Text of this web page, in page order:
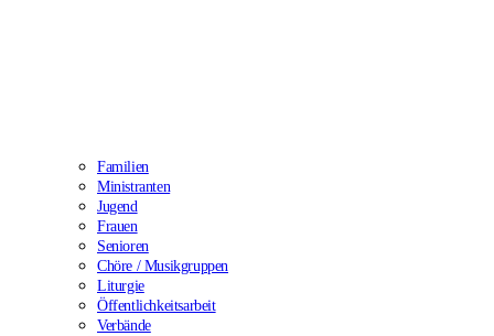
Familien
Ministranten
Jugend
Frauen
Senioren
Chöre / Musikgruppen
Liturgie
Öffentlichkeitsarbeit
Verbände